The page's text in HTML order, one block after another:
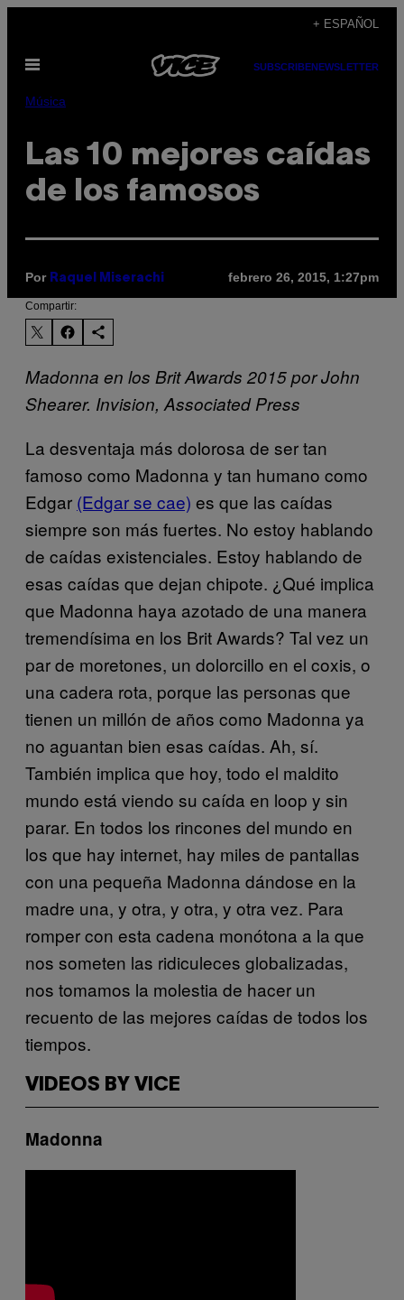
contenido
+ ESPAÑOL
Abrir
SUBSCRIBENEWSLETTER
Música
Las 10 mejores caídas
de los famosos
Por Raquel Miserachi febrero 26, 2015, 1:27pm
Compartir:
Madonna en los Brit Awards 2015 por John
Shearer. Invision, Associated Press
La desventaja más dolorosa de ser tan
famoso como Madonna y tan humano como
Edgar (Edgar se cae) es que las caídas
siempre son más fuertes. No estoy hablando
de caídas existenciales. Estoy hablando de
esas caídas que dejan chipote. ¿Qué implica
que Madonna haya azotado de una manera
tremendísima en los Brit Awards? Tal vez un
par de moretones, un dolorcillo en el coxis, o
una cadera rota, porque las personas que
tienen un millón de años como Madonna ya
no aguantan bien esas caídas. Ah, sí.
También implica que hoy, todo el maldito
mundo está viendo su caída en loop y sin
parar. En todos los rincones del mundo en
los que hay internet, hay miles de pantallas
con una pequeña Madonna dándose en la
madre una, y otra, y otra, y otra vez. Para
romper con esta cadena monótona a la que
nos someten las ridiculeces globalizadas,
nos tomamos la molestia de hacer un
recuento de las mejores caídas de todos los
tiempos.
VIDEOS BY VICE
Madonna